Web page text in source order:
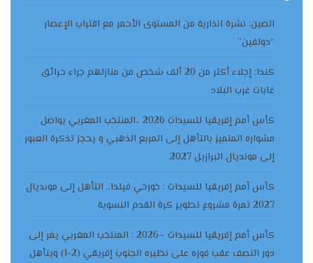
الصين: نشرة انذارية من المستوى الأحمر مع اقتراب الإعصار
“دولفين”
كندا: إجلاء أكثر من 20 ألف شخص من منازلهم جراء حرائق
غابات غرب البلاد
كأس أمم إفريقيا للسيدات 2026 ..المنتخب المغربي يواصل
مشواره المتميز بالتأهل إلى المربع الذهبي و يحجز تذكرة العبور
إلى مونديال البرازيل 2027
كأس أمم إفريقيا للسيدات : خورخي فيلدا.. التأهل إلى مونديال
2027 ثمرة مشروع تطوير كرة القدم النسوية
كأس أمم إفريقيا للسيدات –2026 : المنتخب المغربي يمر إلى
دور النصف عقب فوزه على نظيره الجنوب إفريقي (2-1) ويتأهل